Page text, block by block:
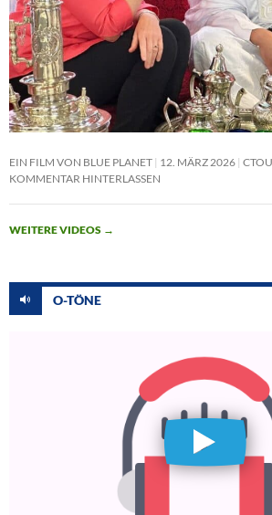
EIN FILM VON BLUE PLANET 12. MÄRZ 2026
KOMMENTAR HINTERLASSEN
WEITERE VIDEOS →
O-TÖNE